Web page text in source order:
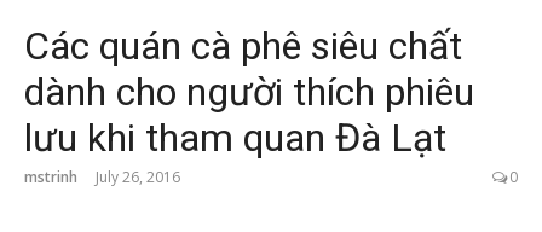
Các quán cà phê siêu chất
dành cho người thích phiêu
lưu khi tham quan Đà Lạt
mstrinh July 26, 2016 0